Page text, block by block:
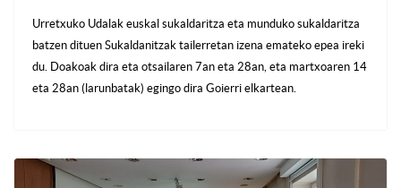
Urretxuko Udalak euskal sukaldaritza eta munduko sukaldaritza
batzen dituen Sukaldanitzak tailerretan izena emateko epea ireki
du. Doakoak dira eta otsailaren 7an eta 28an, eta martxoaren 14
eta 28an (larunbatak) egingo dira Goierri elkartean.